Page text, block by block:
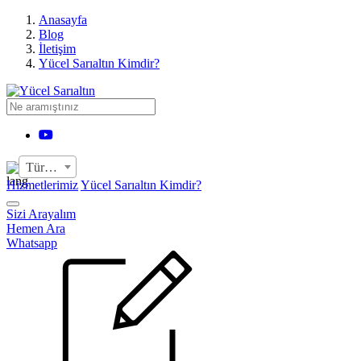
Anasayfa
Blog
İletişim
Yücel Sarıaltın Kimdir?
YouTube
Türkçe
HizmetlerimizYücel Sarıaltın Kimdir?
Sizi Arayalım
Hemen Ara
Whatsapp